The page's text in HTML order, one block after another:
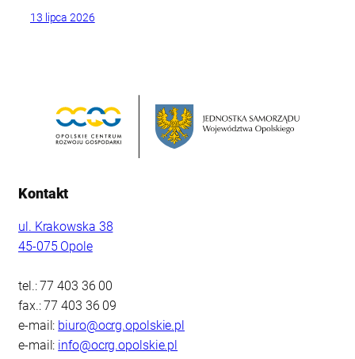
13 lipca 2026
Kontakt
ul. Krakowska 38
45-075 Opole
tel.: 77 403 36 00
fax.: 77 403 36 09
e-mail: biuro@ocrg.opolskie.pl
e-mail: info@ocrg.opolskie.pl